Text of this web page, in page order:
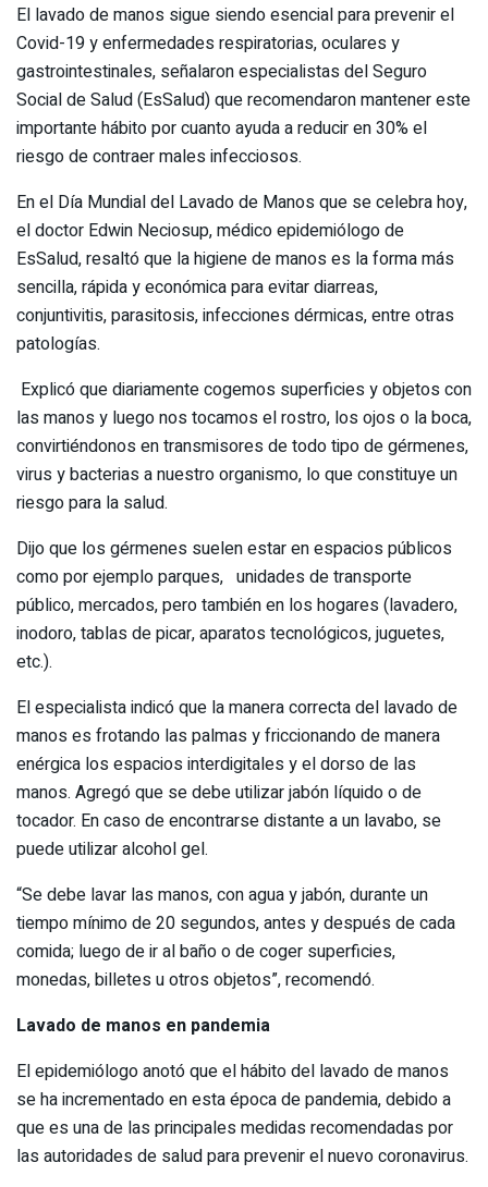
El lavado de manos sigue siendo esencial para prevenir el
Covid-19 y enfermedades respiratorias, oculares y
gastrointestinales, señalaron especialistas del Seguro
Social de Salud (EsSalud) que recomendaron mantener este
importante hábito por cuanto ayuda a reducir en 30% el
riesgo de contraer males infecciosos.
En el Día Mundial del Lavado de Manos que se celebra hoy,
el doctor Edwin Neciosup, médico epidemiólogo de
EsSalud, resaltó que la higiene de manos es la forma más
sencilla, rápida y económica para evitar diarreas,
conjuntivitis, parasitosis, infecciones dérmicas, entre otras
patologías.
Explicó que diariamente cogemos superficies y objetos con
las manos y luego nos tocamos el rostro, los ojos o la boca,
convirtiéndonos en transmisores de todo tipo de gérmenes,
virus y bacterias a nuestro organismo, lo que constituye un
riesgo para la salud.
Dijo que los gérmenes suelen estar en espacios públicos
como por ejemplo parques, unidades de transporte
público, mercados, pero también en los hogares (lavadero,
inodoro, tablas de picar, aparatos tecnológicos, juguetes,
etc.).
El especialista indicó que la manera correcta del lavado de
manos es frotando las palmas y friccionando de manera
enérgica los espacios interdigitales y el dorso de las
manos. Agregó que se debe utilizar jabón líquido o de
tocador. En caso de encontrarse distante a un lavabo, se
puede utilizar alcohol gel.
“Se debe lavar las manos, con agua y jabón, durante un
tiempo mínimo de 20 segundos, antes y después de cada
comida; luego de ir al baño o de coger superficies,
monedas, billetes u otros objetos”, recomendó.
Lavado de manos en pandemia
El epidemiólogo anotó que el hábito del lavado de manos
se ha incrementado en esta época de pandemia, debido a
que es una de las principales medidas recomendadas por
las autoridades de salud para prevenir el nuevo coronavirus.